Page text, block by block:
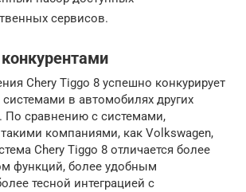
сервисов.
Chery Tiggo 8 успешно конкурирует
в автомобилях других
По сравнению с системами,
компаниями, как Volkswagen,
Chery Tiggo 8 отличается более
функций, более удобным
тесной интеграцией с